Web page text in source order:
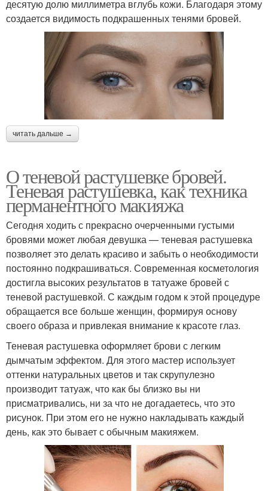
десятую долю миллиметра вглубь кожи. Благодаря этому
создается видимость подкрашенных тенями бровей.
читать дальше →
О теневой растушевке бровей.
Теневая растушевка, как техника
перманентного макияжа
Сегодня ходить с прекрасно очерченными густыми
бровями может любая девушка — теневая растушевка
позволяет это делать красиво и забыть о необходимости
постоянно подкрашиваться. Современная косметология
достигла высоких результатов в татуаже бровей с
теневой растушевкой. С каждым годом к этой процедуре
обращается все больше женщин, формируя основу
своего образа и привлекая внимание к красоте глаз.
Теневая растушевка оформляет брови с легким
дымчатым эффектом. Для этого мастер использует
оттенки натуральных цветов и так скрупулезно
производит татуаж, что как бы близко вы ни
присматривались, ни за что не догадаетесь, что это
рисунок. При этом его не нужно накладывать каждый
день, как это бывает с обычным макияжем.